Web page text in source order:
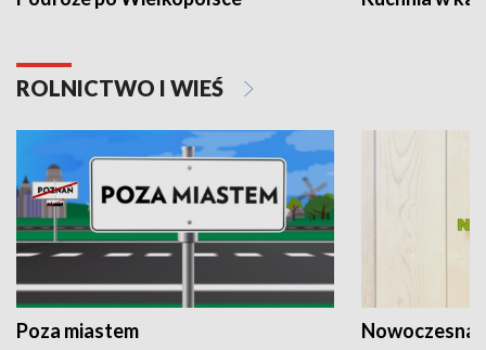
ROLNICTWO I WIEŚ
Poza miastem Nowoczesna